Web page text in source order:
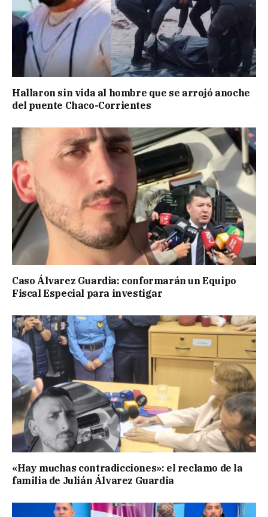
Hallaron sin vida al hombre que se arrojó anoche
del puente Chaco-Corrientes
Caso Álvarez Guardia: conformarán un Equipo
Fiscal Especial para investigar
«Hay muchas contradicciones»: el reclamo de la
familia de Julián Álvarez Guardia